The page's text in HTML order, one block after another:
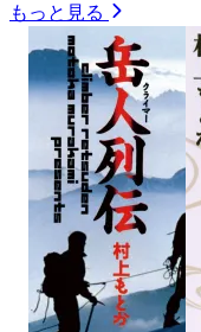
もっと見る